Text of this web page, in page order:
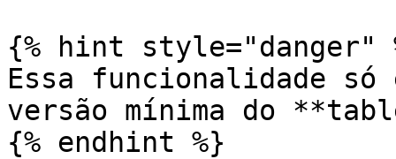
{% hint style="danger"
Essa funcionalidade
versão mínima do
{% endhint %}